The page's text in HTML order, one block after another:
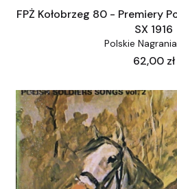
FPŻ Kołobrzeg 80 - Premiery
SX 1916
Polskie
Cena
62,00 zł